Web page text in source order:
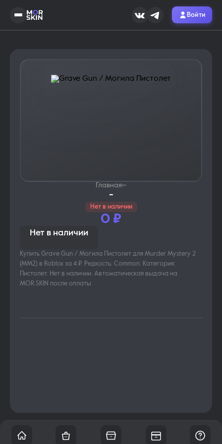
Войти
Главная›-
-
Нет в наличии
0 ₽
Нет в наличии
Купить Grave Gun / Могила Пистолет для Murder Mystery 2
(MM2) в Roblox за 4 ₽. Редкость: Common. Категория:
Пистолет. Нет в наличии. Автоматическая выдача на
MOR.SKIN после оплаты.